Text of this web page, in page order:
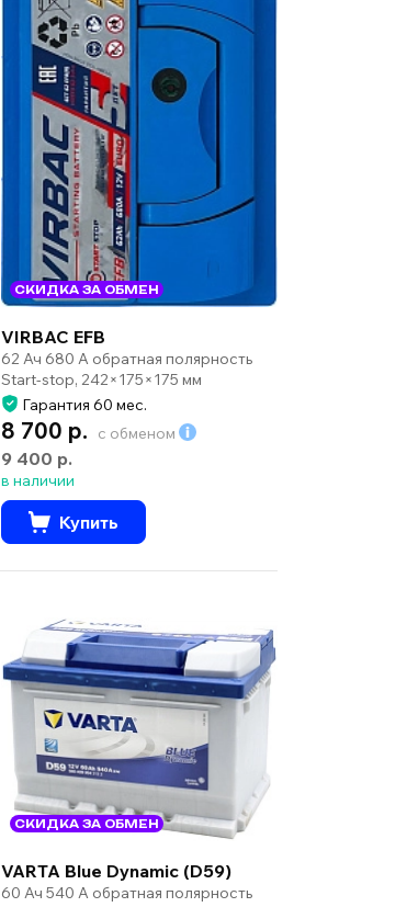
СКИДКА ЗА ОБМЕН
VIRBAC EFB
62 Ач 680 А обратная полярность
Start-stop, 242×175×175 мм
Гарантия 60 мес.
8 700 р. с обменом
9 400 р.
в наличии
Купить
СКИДКА ЗА ОБМЕН
VARTA Blue Dynamic (D59)
60 Ач 540 А обратная полярность